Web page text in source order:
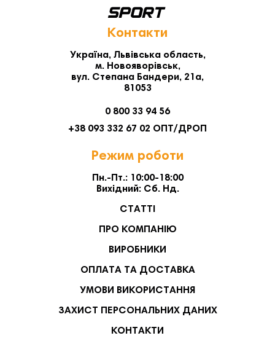
Контакти
Україна, Львівська область,
м. Новояворівськ,
вул. Степана Бандери, 21а,
81053
0 800 33 94 56
+38 093 332 67 02 ОПТ/ДРОП
Режим роботи
Пн.-Пт.: 10:00-18:00
Вихідний: Сб. Нд.
СТАТТІ
ПРО КОМПАНІЮ
ВИРОБНИКИ
ОПЛАТА ТА ДОСТАВКА
УМОВИ ВИКОРИСТАННЯ
ЗАХИСТ ПЕРСОНАЛЬНИХ ДАНИХ
КОНТАКТИ